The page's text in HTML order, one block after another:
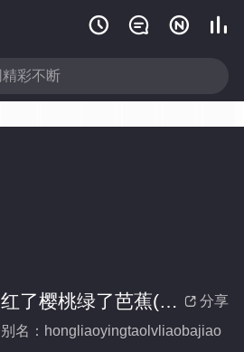
   
 分享
红了樱桃绿了芭蕉(全集)
别名：hongliaoyingtaolvliaobajiao